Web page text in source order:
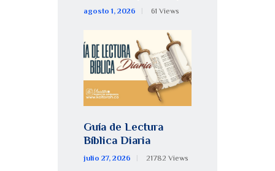
agosto 1, 2026 61 Views
Guía de Lectura
Bíblica Diaria
julio 27, 2026 21782 Views